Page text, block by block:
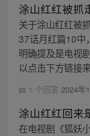
涂山红红被抓
关于涂山红红被
37话月红篇10中
明确提及是电视
以点击下方链接
1 个回答 2024年
涂山红红回来
在电视剧《狐妖